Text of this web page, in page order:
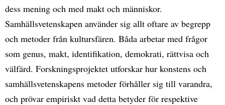
dess mening och med makt och människor.
Samhällsvetenskapen använder sig allt oftare av begrepp
och metoder från kultursfären. Båda arbetar med frågor
som genus, makt, identifikation, demokrati, rättvisa och
välfärd. Forskningsprojektet utforskar hur konstens och
samhällsvetenskapens metoder förhåller sig till varandra,
och prövar empiriskt vad detta betyder för respektive